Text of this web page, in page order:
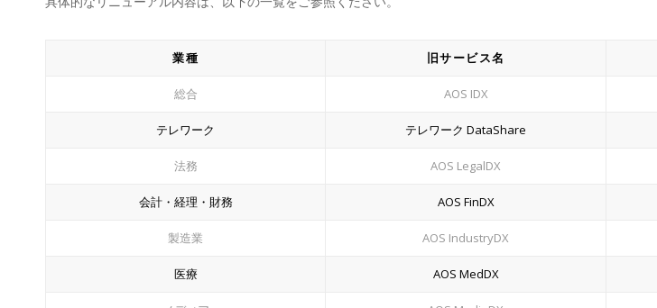
業種 旧サービス名
総合 AOS IDX
テレワーク テレワーク DataShare
法務 AOS LegalDX
会計・経理・財務 AOS FinDX
製造業 AOS IndustryDX
医療 AOS MedDX